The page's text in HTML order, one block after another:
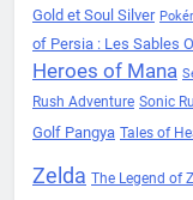
Gold et Soul Silver
of Persia : Les Sables
Heroes of Mana
Rush Adventure Sonic
Golf Pangya Tales of
Zelda The Legend of